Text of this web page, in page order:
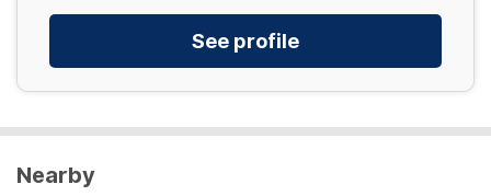
See profile
Nearby